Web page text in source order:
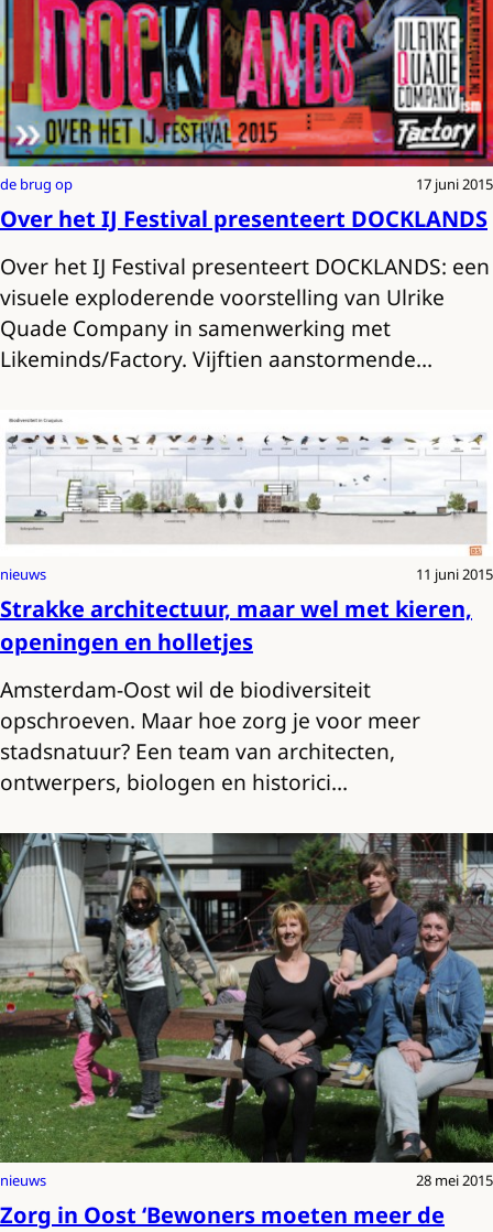
de brug op 17 juni 2015
Over het IJ Festival presenteert DOCKLANDS
Over het IJ Festival presenteert DOCKLANDS: een
visuele exploderende voorstelling van Ulrike
Quade Company in samenwerking met
Likeminds/Factory. Vijftien aanstormende…
nieuws 11 juni 2015
Strakke architectuur, maar wel met kieren,
openingen en holletjes
Amsterdam-Oost wil de biodiversiteit
opschroeven. Maar hoe zorg je voor meer
stadsnatuur? Een team van architecten,
ontwerpers, biologen en historici…
nieuws 28 mei 2015
Zorg in Oost ‘Bewoners moeten meer de